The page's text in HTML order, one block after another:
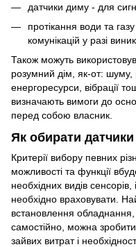
датчики диму - для
протікання води та
комунікацій у разі
Також можуть
розумний дім, як-от: шуму,
енергоресурси, вібрації
визначають вимоги до
перед собою власник.
Як обирати
Критерії вибору певних
можливості та функції
необхідних видів
необхідно враховувати.
встановлення
самостійно, можна
зайвих витрат і